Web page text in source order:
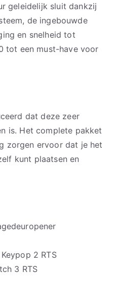
geleidelijk sluit dankzij
de ingebouwde
en snelheid tot
tot een must-have voor
dat deze zeer
is. Het complete pakket
zorgen ervoor dat je het
kunt plaatsen en
2 RTS
3 RTS